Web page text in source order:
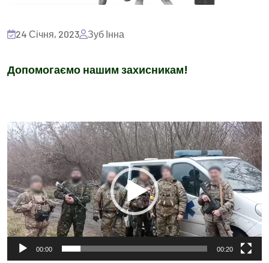
24 Січня, 2023 Зуб Інна
Допомогаємо нашим захисникам!
Відеопрогравач
00:00 00:20